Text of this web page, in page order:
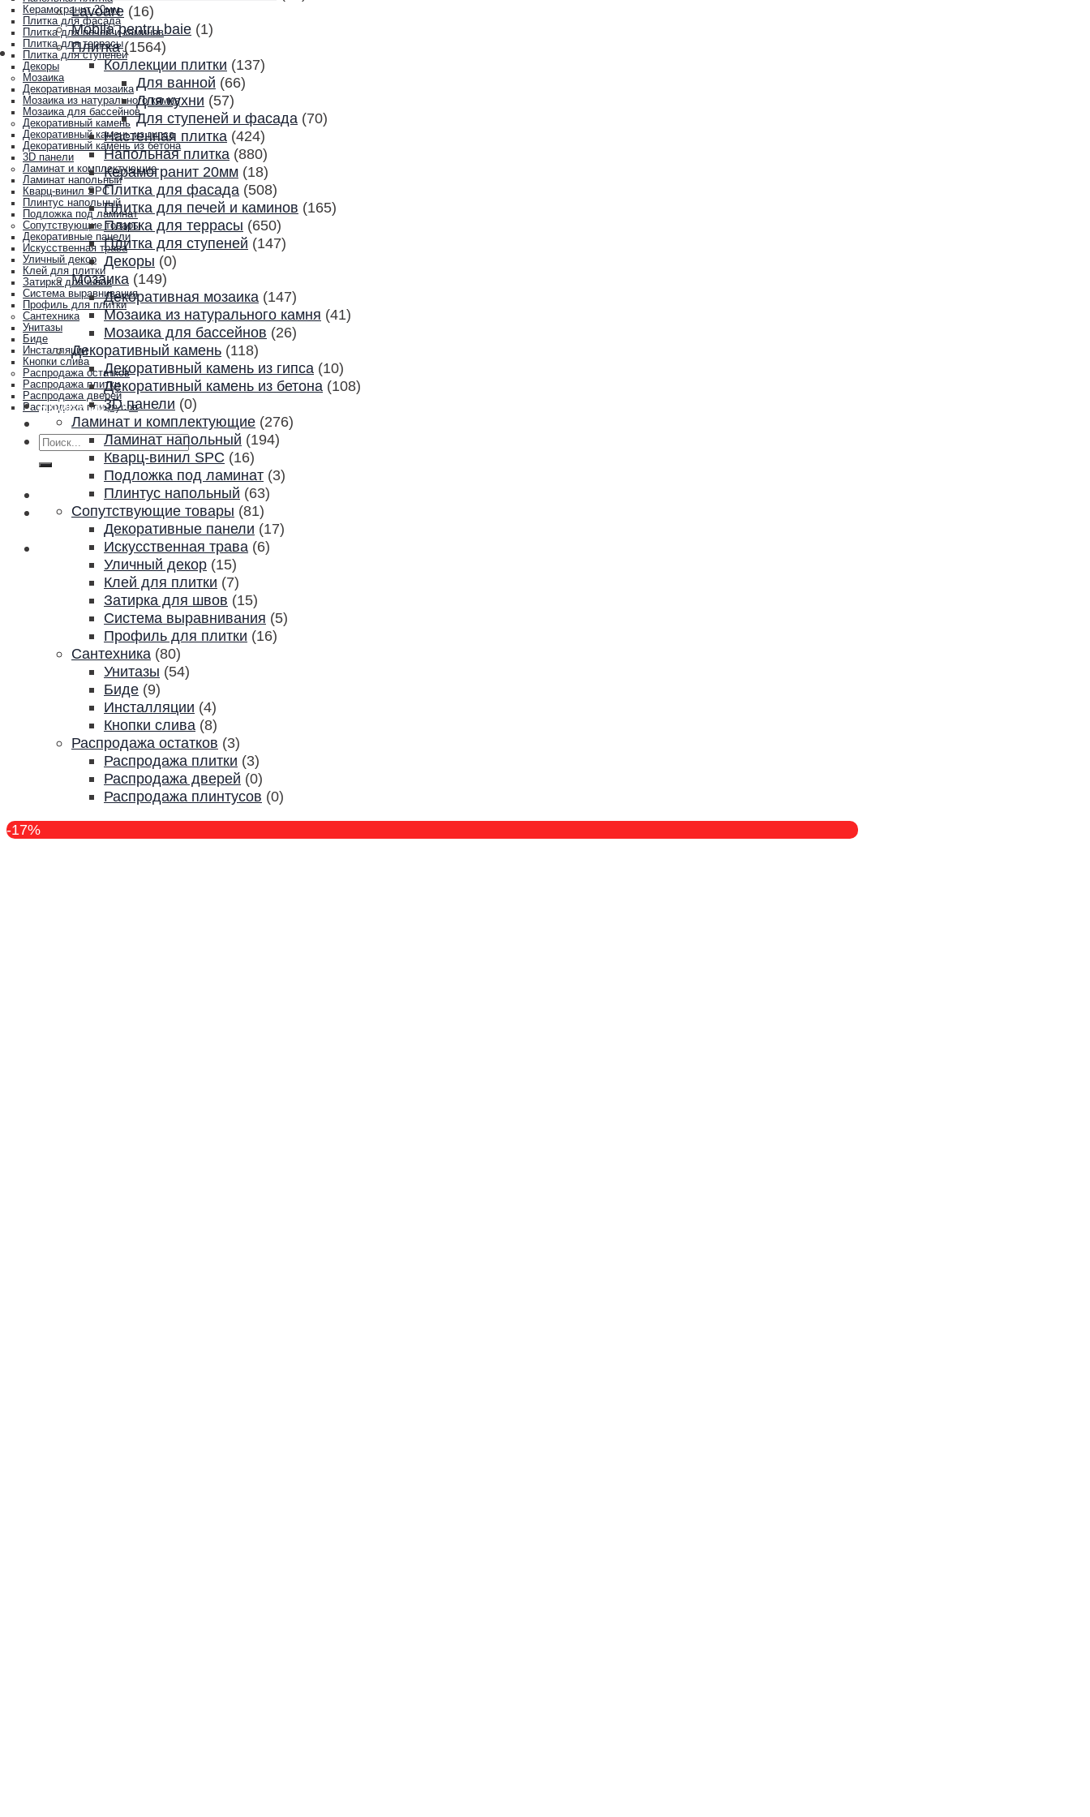
Керамогранит 20мм
Плитка для фасада
Плитка для печей и каминов
Плитка для террасы
Плитка для ступеней
Декоры
Мозаика
Декоративная мозаика
Мозаика из натурального камня
Мозаика для бассейнов
Декоративный камень
Декоративный камень из гипса
Декоративный камень из бетона
3D панели
Ламинат и комплектующие
Ламинат напольный
Кварц-винил SPC
Плинтус напольный
Подложка под ламинат
Сопутствующие товары
Декоративные панели
Искусственная трава
Уличный декор
Клей для плитки
Затирка для швов
Система выравнивания
Профиль для плитки
Сантехника
Унитазы
Биде
Инсталляции
Кнопки слива
Распродажа остатков
Распродажа плитки
Распродажа дверей
Распродажа плинтусов
Акции и скидки
Контакты
Искать:
Lavoare (16)
Mobila pentru baie (1)
Плитка (1564)
Коллекции плитки (137)
Для ванной (66)
Для кухни (57)
Для ступеней и фасада (70)
Настенная плитка (424)
Напольная плитка (880)
Керамогранит 20мм (18)
Плитка для фасада (508)
Плитка для печей и каминов (165)
Плитка для террасы (650)
Плитка для ступеней (147)
Декоры (0)
Мозаика (149)
Декоративная мозаика (147)
Мозаика из натурального камня (41)
Мозаика для бассейнов (26)
Декоративный камень (118)
Декоративный камень из гипса (10)
Декоративный камень из бетона (108)
3D панели (0)
Ламинат и комплектующие (276)
Ламинат напольный (194)
Кварц-винил SPC (16)
Подложка под ламинат (3)
Плинтус напольный (63)
Сопутствующие товары (81)
Декоративные панели (17)
Искусственная трава (6)
Уличный декор (15)
Клей для плитки (7)
Затирка для швов (15)
Система выравнивания (5)
Профиль для плитки (16)
Сантехника (80)
Унитазы (54)
Биде (9)
Инсталляции (4)
Кнопки слива (8)
Распродажа остатков (3)
Распродажа плитки (3)
Распродажа дверей (0)
Распродажа плинтусов (0)
-17%